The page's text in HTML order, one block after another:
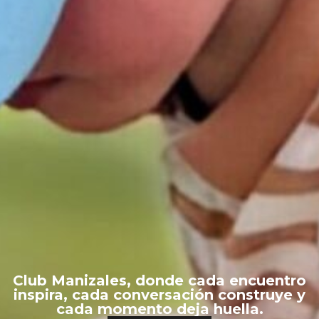
Club Manizales, donde cada encuentro
inspira, cada conversación construye y
cada momento deja huella.